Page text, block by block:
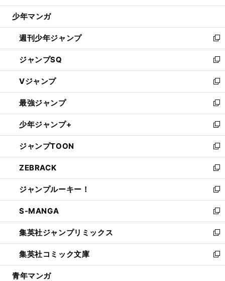
ウ
開
く
少年マンガ
週刊少年ジャンプ
新
し
い
ウ
ィ
ン
ド
ウ
で
開
く
ジャンプSQ
新
し
い
ウ
ィ
ン
ド
ウ
で
開
く
Vジャンプ
新
し
い
ウ
ィ
ン
ド
ウ
で
開
く
最強ジャンプ
新
し
い
ウ
ィ
ン
ド
ウ
で
開
く
少年ジャンプ+
新
し
い
ウ
ィ
ン
ド
ウ
で
開
く
ジャンプTOON
新
し
い
ウ
ィ
ン
ド
ウ
で
開
く
ZEBRACK
新
し
い
ウ
ィ
ン
ド
ウ
で
開
ジャンプルーキー！
新
し
い
ウ
ィ
ン
ド
ウ
S-MANGA
新
し
い
ウ
ィ
ン
集英社ジャンプリミックス
新
し
い
ウ
集英社コミック文庫
新
し
青年マンガ